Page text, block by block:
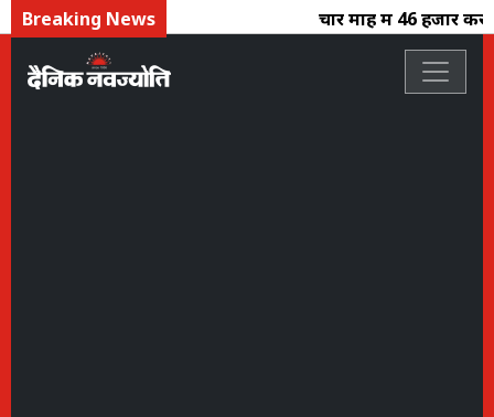
Breaking News चार माह में 46 हजार